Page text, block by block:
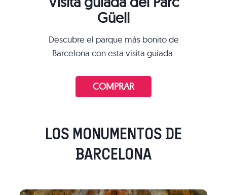
Güell
Descubre el parque más bonito de
Barcelona con esta visita guiada.
COMPRAR
LOS MONUMENTOS DE
BARCELONA